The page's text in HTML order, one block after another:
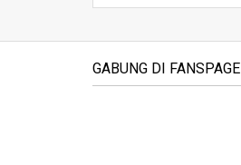
GABUNG DI FANSPAGE